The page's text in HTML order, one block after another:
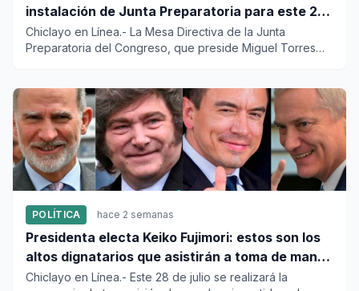
instalación de Junta Preparatoria para este 24
de julio
Chiclayo en Línea.- La Mesa Directiva de la Junta
Preparatoria del Congreso, que preside Miguel Torres
POLÍTICA hace 2 semanas
Presidenta electa Keiko Fujimori: estos son los
altos dignatarios que asistirán a toma de mando
presidencial
Chiclayo en Línea.- Este 28 de julio se realizará la